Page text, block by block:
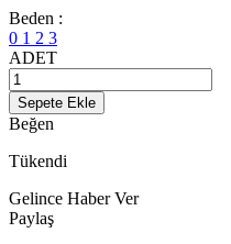
Beden :
0 1 2 3
ADET
Sepete Ekle
Beğen
Tükendi
Gelince Haber Ver
Paylaş